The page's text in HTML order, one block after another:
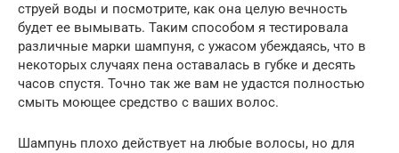
струей воды и посмотрите, как она целую вечность
будет ее вымывать. Таким способом я тестировала
различные марки шампуня, с ужасом убеждаясь, что в
некоторых случаях пена оставалась в губке и десять
часов спустя. Точно так же вам не удастся полностью
смыть моющее средство с ваших волос.
Шампунь плохо действует на любые волосы, но для